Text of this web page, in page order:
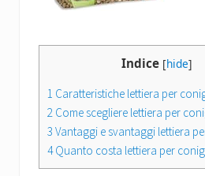
Indice [hide]
1 Caratteristiche lettiera per
2 Come scegliere lettiera per
3 Vantaggi e svantaggi lettiera
4Quanto costa lettiera per